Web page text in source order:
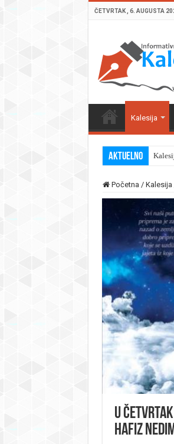
ČETVRTAK , 6. AUGUSTA
Kalesija
Aktuelno
Početna / Kalesija
U
hafiz